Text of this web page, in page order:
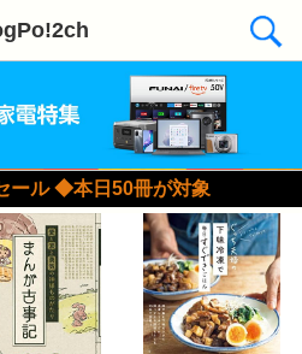
ール ◆本日50冊が対象